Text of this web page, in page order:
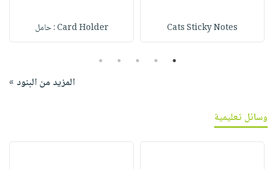
Cats Sticky Notes Card Holder : حامل
1
2
3
4
5
المزيد من البنود »
وسائل تعليمية